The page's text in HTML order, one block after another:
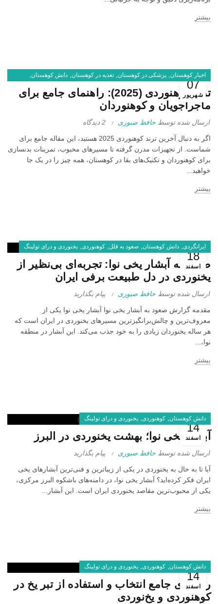
بیشتر
07
شهریور
اخبار کوهستان پزشکی در کوهستان تغذیه در کوهستان دانش کوهستان
کوهنوردی یخنوردی و درای تولینگ
ترند کوهنوردی (2025): راهنمای جامع برای
ماجراجویان و کوهنوردان
ارسال شده توسط حافظ صبوری 2 دیدگاه
اگر به دنبال آخرین ترند کوهنوردی 2025 هستید، این مقاله جامع برای
شماست. از تجهیزات مدرن گرفته تا مسیرهای محبوب، تمرینات بدنسازی
برای کوهنوردان و تکنیک‌های بقا در کوهستان، همه چیز را در یک جا
خواهید...
بیشتر
18
اسفند
ایرانگردی, دانش کوهستان, صعود به قلل, کوهنوردی, یخنوردی و درای تولینگ
صعود به آبشار یخی نوا: تجربه‌ای بی‌نظیر از
یخنوردی در دل طبیعت برفی ایران
ارسال شده توسط حافظ صبوری پیام بگذارید
مقدمه گزارش صعود به آبشار یخی نوا آبشار یخی نوا یکی از
معروف‌ترین و چالش‌برانگیزترین مسیرهای یخنوردی در ایران است که
هر ساله یخنوردان زیادی را به خود جذب می‌کند. این آبشار در منطقه
نوا،...
بیشتر
14
اسفند
دانش کوهستان کوهنوردی یخنوردی و درای تولینگ
آبشار یخی نوا؛ بهشت یخنوردی در البرز
ارسال شده توسط حافظ صبوری پیام بگذارید
آیا تا به حال به یخنوردی در یکی از زیباترین و فنی‌ترین آبشارهای یخی
ایران فکر کرده‌اید؟ آبشار یخی نوا، در دامنه‌های باشکوه البرز مرکزی،
یکی از محبوب‌ترین مقاصد یخنوردی ایران است. این آبشار...
بیشتر
14
اسفند
دانش کوهستان کوهنوردی یخنوردی و درای تولینگ
راهنمای جامع انتخاب و استفاده از تبر یخ در
کوهنوردی و یخ‌نوردی